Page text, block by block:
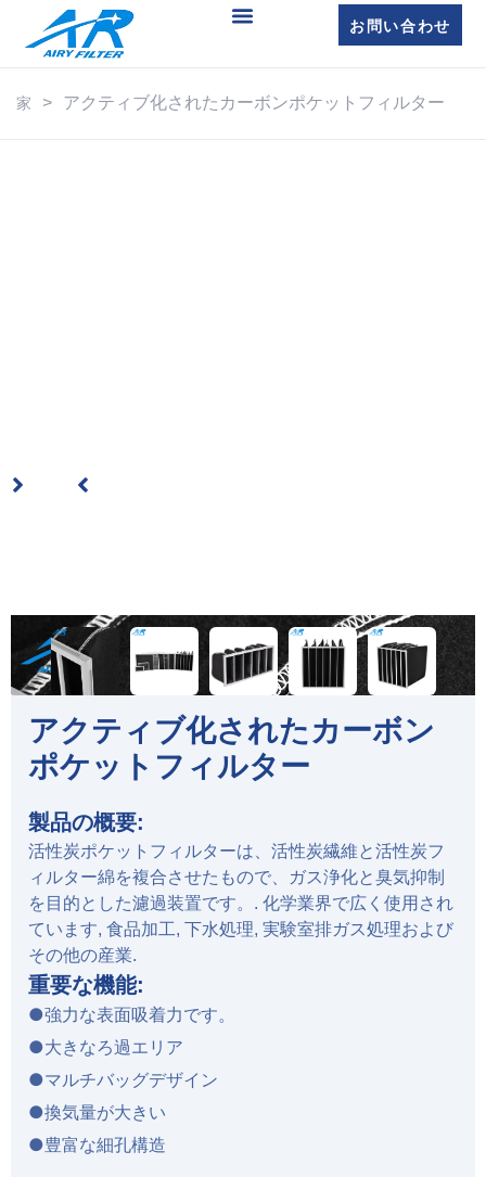
お問い合わせ
家 > アクティブ化されたカーボンポケットフィルター
アクティブ化されたカーボン
ポケットフィルター
製品の概要:
活性炭ポケットフィルターは、活性炭繊維と活性炭フ
ィルター綿を複合させたもので、ガス浄化と臭気抑制
を目的とした濾過装置です。. 化学業界で広く使用され
ています, 食品加工, 下水処理, 実験室排ガス処理および
その他の産業.
重要な機能:
●強力な表面吸着力です。
●大きなろ過エリア
●マルチバッグデザイン
●換気量が大きい
●豊富な細孔構造